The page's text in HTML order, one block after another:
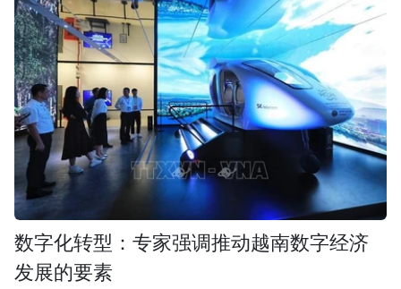
数字化转型：专家强调推动越南数字经济
发展的要素